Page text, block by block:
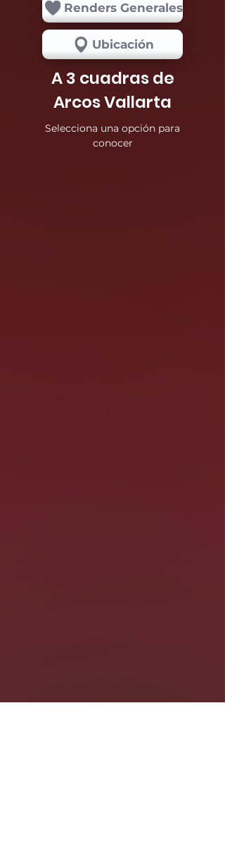
Renders Generales
Ubicación
A 3 cuadras de
Arcos Vallarta
Selecciona una opción para
conocer